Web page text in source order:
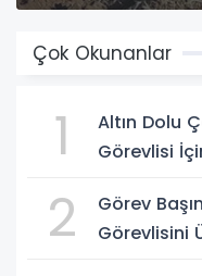
Çok Okunanlar
1
Altın Dolu
Görevlisi
2
Görev
Görevlisini